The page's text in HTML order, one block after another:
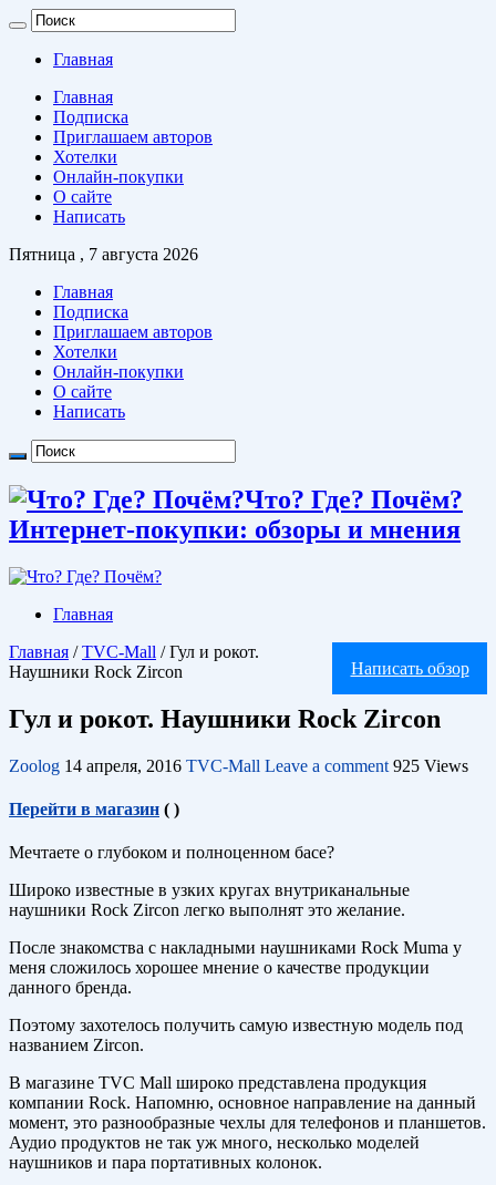
Главная
Главная
Подписка
Приглашаем авторов
Хотелки
Онлайн-покупки
О сайте
Написать
Пятница , 7 августа 2026
Главная
Подписка
Приглашаем авторов
Хотелки
Онлайн-покупки
О сайте
Написать
Что? Где? Почём?
Интернет-покупки: обзоры и мнения
Главная
Написать обзор
Главная / TVC-Mall / Гул и рокот.
Наушники Rock Zircon
Гул и рокот. Наушники Rock Zircon
Zoolog 14 апреля, 2016 TVC-Mall Leave a comment 925 Views
Перейти в магазин ( )
Мечтаете о глубоком и полноценном басе?
Широко известные в узких кругах внутриканальные
наушники Rock Zircon легко выполнят это желание.
После знакомства с накладными наушниками Rock Muma у
меня сложилось хорошее мнение о качестве продукции
данного бренда.
Поэтому захотелось получить самую известную модель под
названием Zircon.
В магазине TVC Mall широко представлена продукция
компании Rock. Напомню, основное направление на данный
момент, это разнообразные чехлы для телефонов и планшетов.
Аудио продуктов не так уж много, несколько моделей
наушников и пара портативных колонок.